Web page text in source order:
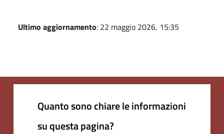
Ultimo aggiornamento: 22 maggio 2026, 15:35
Quanto sono chiare le informazioni
su questa pagina?